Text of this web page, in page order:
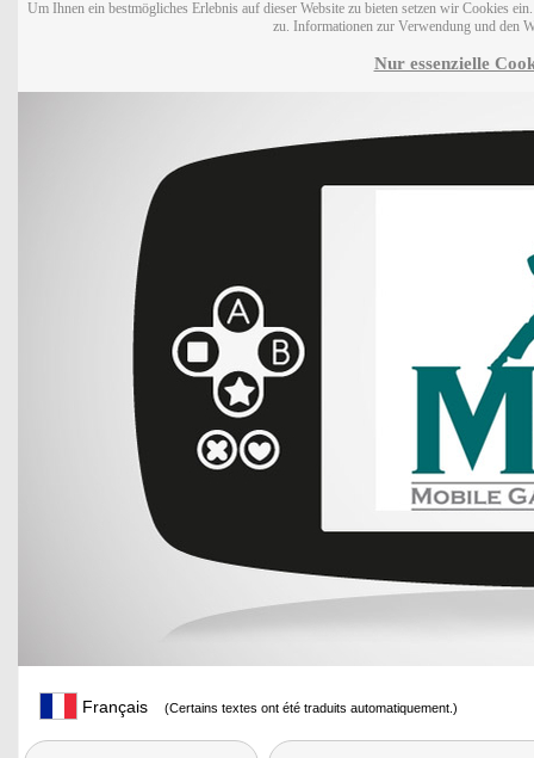
Um Ihnen ein bestmögliches Erlebnis auf dieser Website zu bieten setzen wir Cookies
zu. Informationen zur Verwendung und den
Nur essenzielle
Français (Certains textes ont été traduits automatiquement.)